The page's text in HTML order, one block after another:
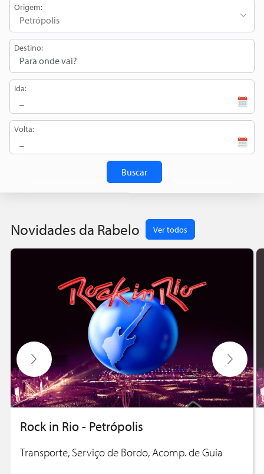
Origem:
Destino:
Ida:
Volta:
Buscar
Novidades da Rabelo Ver todos
Rock in Rio - Petrópolis
Transporte, Serviço de Bordo, Acomp. de Guia